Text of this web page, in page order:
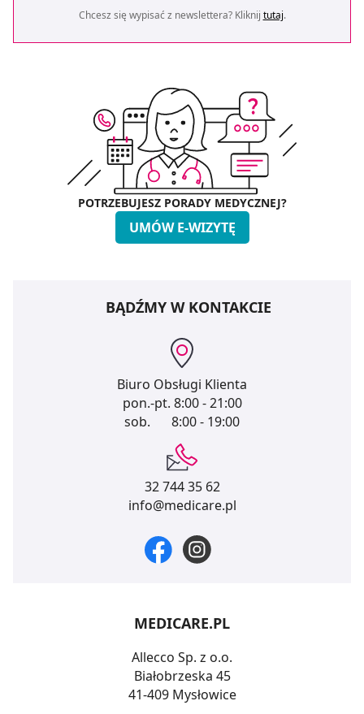
Chcesz się wypisać z newslettera? Kliknij tutaj.
POTRZEBUJESZ PORADY MEDYCZNEJ?
UMÓW E-WIZYTĘ
BĄDŹMY W KONTAKCIE
Biuro Obsługi Klienta
pon.-pt. 8:00 - 21:00
sob.
8:00 - 19:00
32 744 35 62
info@medicare.pl
MEDICARE.PL
Allecco Sp. z o.o.
Białobrzeska 45
41-409 Mysłowice